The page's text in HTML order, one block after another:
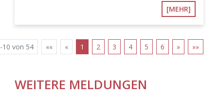
[MEHR]
10 von 54 «« « 1 2 3 4 5 6 » »»
WEITERE MELDUNGEN